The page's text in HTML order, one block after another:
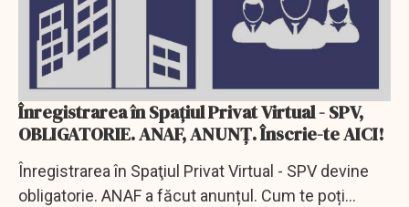
Înregistrarea în Spaţiul Privat Virtual - SPV,
OBLIGATORIE. ANAF, ANUNȚ. Înscrie-te AICI!
Înregistrarea în Spaţiul Privat Virtual - SPV devine
obligatorie. ANAF a făcut anunțul. Cum te poți